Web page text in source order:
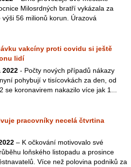
Milosrdných bratří vykázala za
výši 56 milionů korun. Úrazová
vakcíny proti covidu si ještě
lidí
2022 - Počty nových případů nákazy
pohybují v tisícovkách za den, od
se koronavirem nakazilo více jak 1...
pracovníky necelá čtvrtina
– K očkování motivovalo své
loňského listopadu a prosince
Více než polovina podniků za